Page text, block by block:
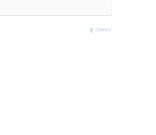
Anmelden